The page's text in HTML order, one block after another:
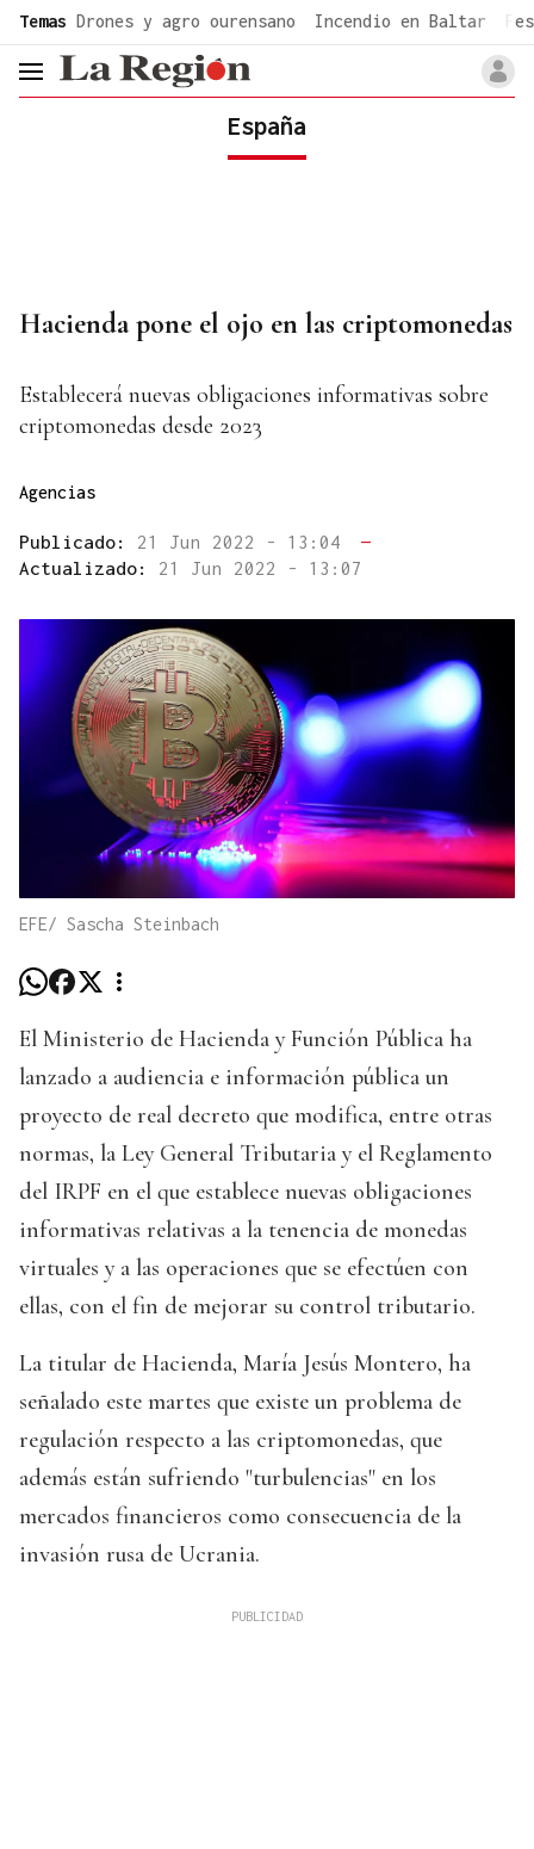
Temas Drones y agro ourensano Incendio en Baltar
header.menu.open
España
Hacienda pone el ojo en las criptomonedas
Establecerá nuevas obligaciones informativas sobre
criptomonedas desde 2023
Agencias
Publicado: 21 Jun 2022 - 13:04
—
Actualizado: 21 Jun 2022 - 13:07
EFE/ Sascha Steinbach
El Ministerio de Hacienda y Función Pública ha
lanzado a audiencia e información pública un
proyecto de real decreto que modifica, entre otras
normas, la Ley General Tributaria y el Reglamento
del IRPF en el que establece nuevas obligaciones
informativas relativas a la tenencia de monedas
virtuales y a las operaciones que se efectúen con
ellas, con el fin de mejorar su control tributario.
La titular de Hacienda, María Jesús Montero, ha
señalado este martes que existe un problema de
regulación respecto a las criptomonedas, que
además están sufriendo "turbulencias" en los
mercados financieros como consecuencia de la
invasión rusa de Ucrania.